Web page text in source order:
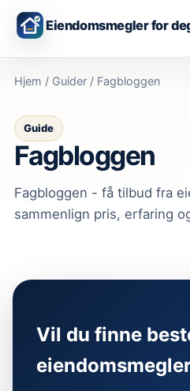
Eiendomsmegler for
Hjem / Guider / Fagbloggen
Guide
Fagbloggen
Fagbloggen - få tilbud fra
sammenlign pris, erfaring
Vil du finne